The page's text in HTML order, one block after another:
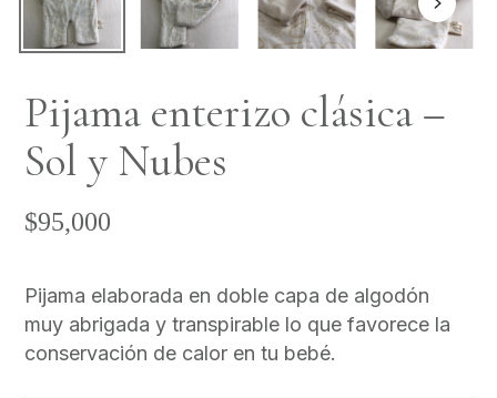
Pijama enterizo clásica –
Sol y Nubes
$95,000
Pijama elaborada en doble capa de algodón
muy abrigada y transpirable lo que favorece la
conservación de calor en tu bebé.